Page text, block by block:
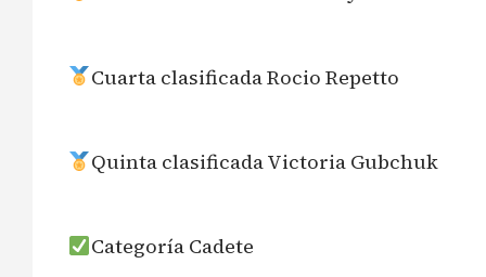
Cuarta clasificada Rocio Repetto
Quinta clasificada Victoria Gubchuk
Categoría Cadete